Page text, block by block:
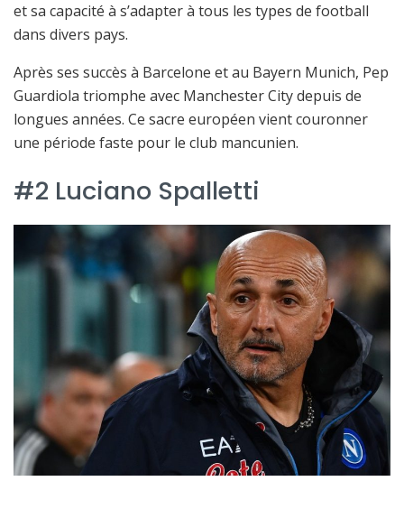
et sa capacité à s’adapter à tous les types de football
dans divers pays.
Après ses succès à Barcelone et au Bayern Munich, Pep
Guardiola triomphe avec Manchester City depuis de
longues années. Ce sacre européen vient couronner
une période faste pour le club mancunien.
#2 Luciano Spalletti